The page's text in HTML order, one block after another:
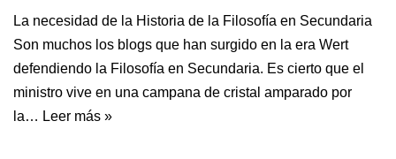
La necesidad de la Historia de la Filosofía en Secundaria
Son muchos los blogs que han surgido en la era Wert
defendiendo la Filosofía en Secundaria. Es cierto que el
ministro vive en una campana de cristal amparado por
la… Leer más »